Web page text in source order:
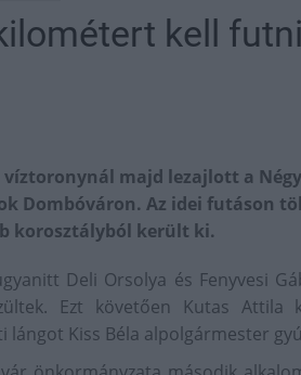
kell
majd lezajlott a
Dombóváron. Az idei futáson
korosztályból került ki.
Deli Orsolya és Fenyvesi
Ezt követően Kutas
lángot Kiss Béla alpolgármester